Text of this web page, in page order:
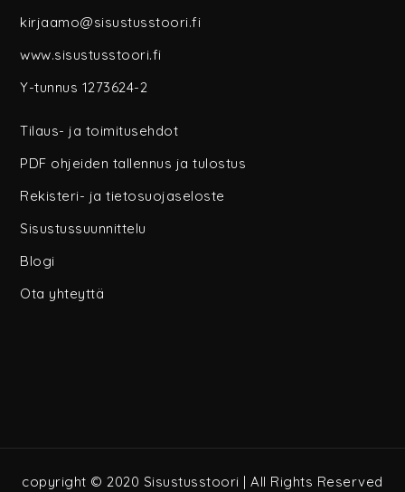
kirjaamo@sisustusstoori.fi
www.sisustusstoori.fi
Y-tunnus 1273624-2
Tilaus- ja toimitusehdot
PDF ohjeiden tallennus ja tulostus
Rekisteri- ja tietosuojaseloste
Sisustussuunnittelu
Blogi
Ota yhteyttä
copyright © 2020 Sisustusstoori | All Rights Reserved